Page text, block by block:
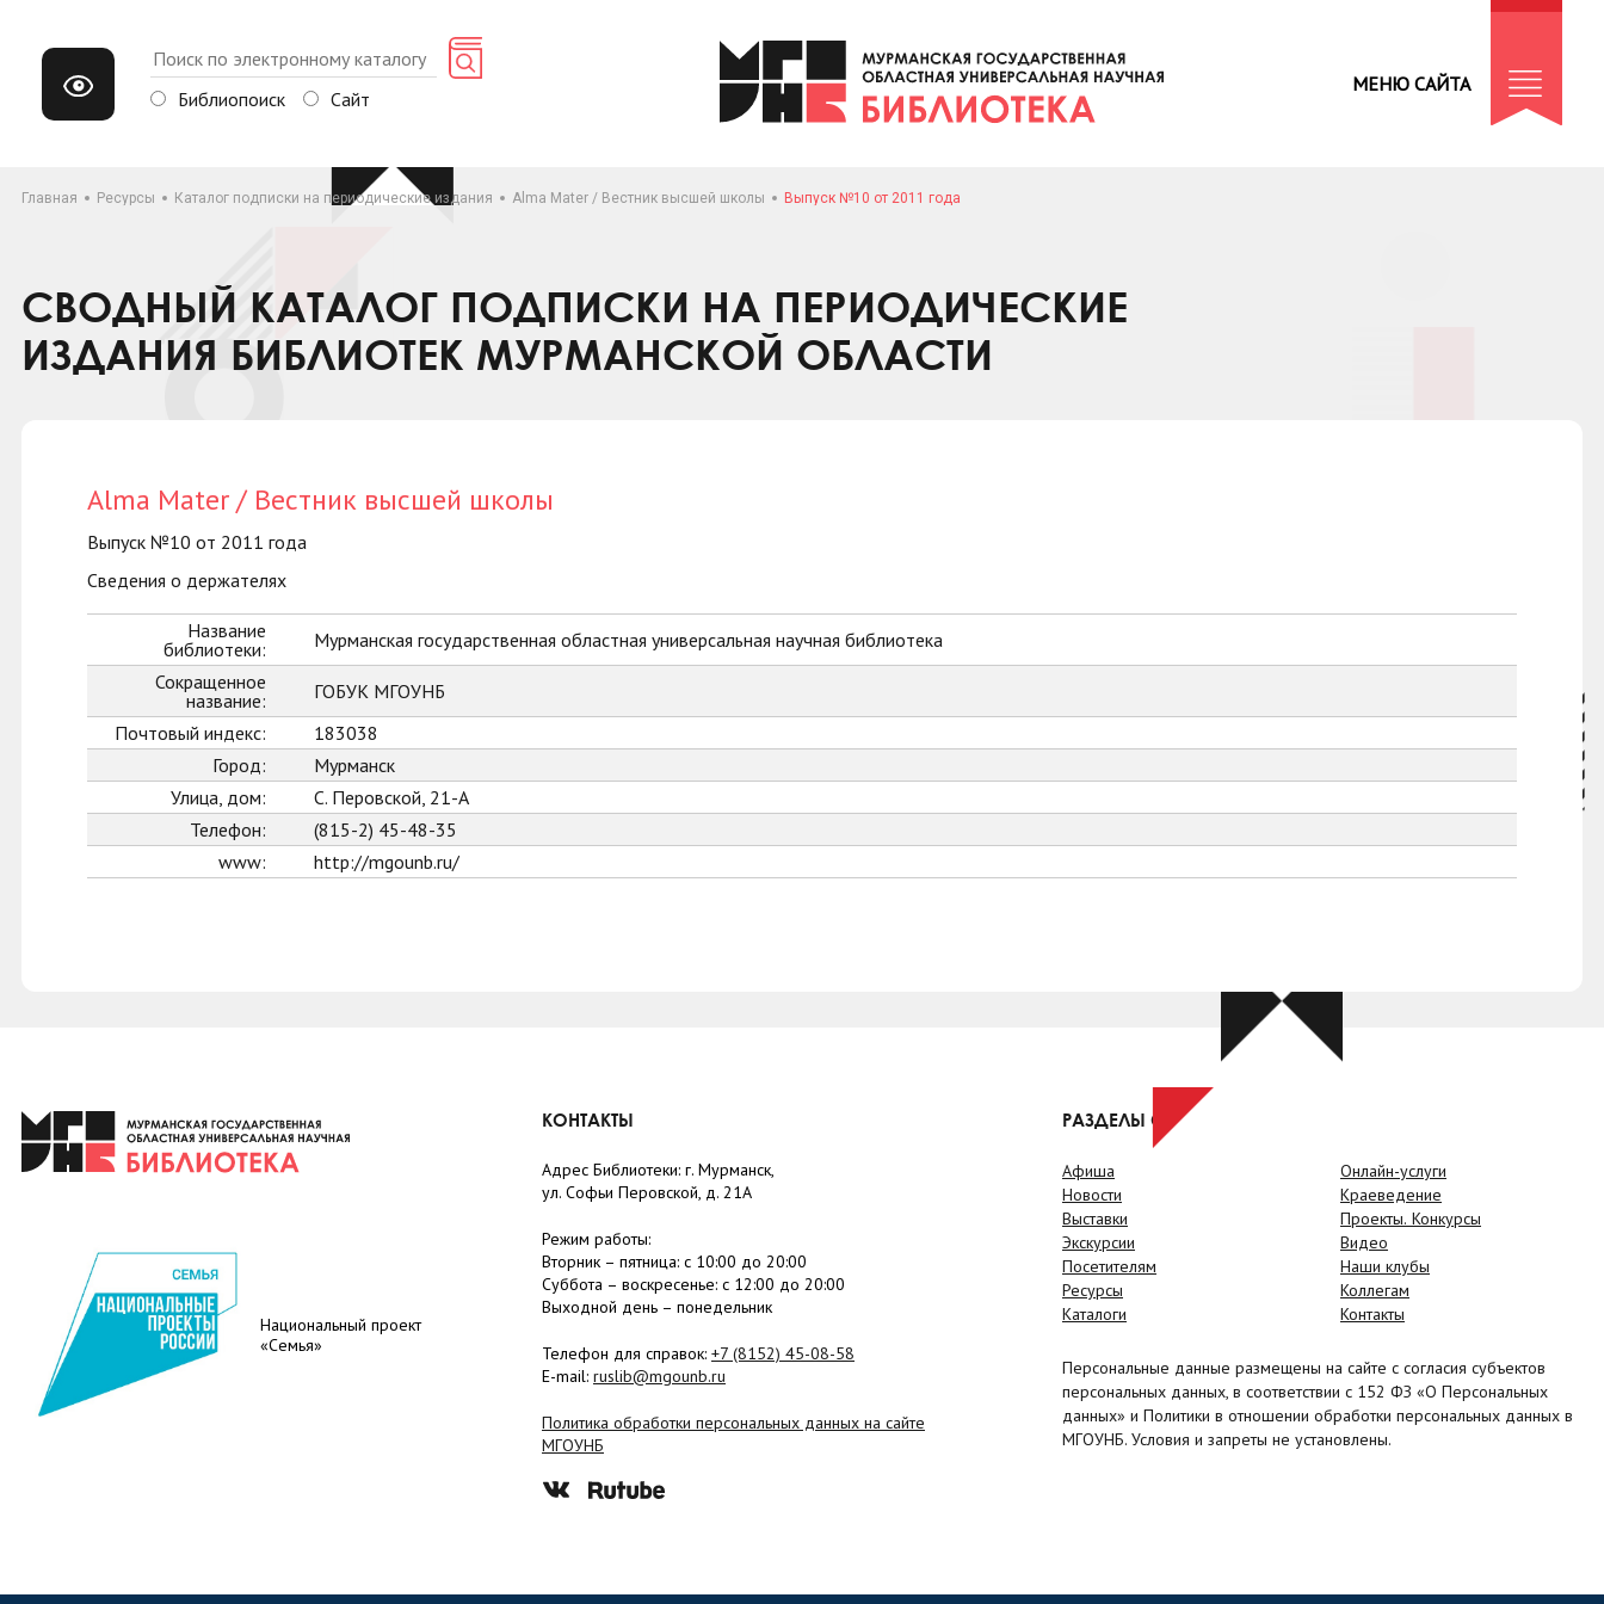
Библиопоиск Сайт
МЕНЮ САЙТА
Главная Ресурсы Каталог подписки на периодические издания Alma Mater / Вестник высшей школы Выпуск №10 от 2011 года
СВОДНЫЙ КАТАЛОГ ПОДПИСКИ НА ПЕРИОДИЧЕСКИЕ
ИЗДАНИЯ БИБЛИОТЕК МУРМАНСКОЙ ОБЛАСТИ
Alma Mater / Вестник высшей школы
Выпуск №10 от 2011 года
Сведения о держателях
Название
библиотеки:
Мурманская государственная областная универсальная научная библиотека
Сокращенное
название:
ГОБУК МГОУНБ
Почтовый индекс:
183038
Город:
Мурманск
Улица, дом:
С. Перовской, 21-А
Телефон:
(815-2) 45-48-35
www:
http://mgounb.ru/
Национальный проект
«Семья»
КОНТАКТЫ
Адрес Библиотеки: г. Мурманск,
ул. Софьи Перовской, д. 21А
Режим работы:
Вторник – пятница: с 10:00 до 20:00
Суббота – воскресенье: c 12:00 до 20:00
Выходной день – понедельник
Телефон для справок: +7 (8152) 45-08-58
E-mail: ruslib@mgounb.ru
Политика обработки персональных данных на сайте
МГОУНБ
РАЗДЕЛЫ САЙТА
Афиша
Новости
Выставки
Экскурсии
Посетителям
Ресурсы
Каталоги
Онлайн-услуги
Краеведение
Проекты. Конкурсы
Видео
Наши клубы
Коллегам
Контакты
Персональные данные размещены на сайте с согласия субъектов
персональных данных, в соответствии с 152 ФЗ «О Персональных
данных» и Политики в отношении обработки персональных данных в
МГОУНБ. Условия и запреты не установлены.